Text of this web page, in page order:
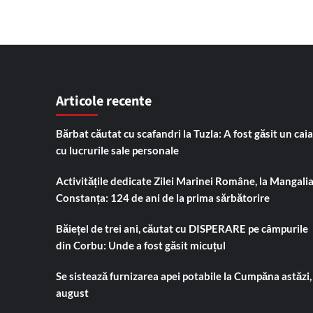
Articole recente
Bărbat căutat cu scafandri la Tuzla: A fost găsit un
cu lucrurile sale personale
Activitățile dedicate Zilei Marinei Române, la
Constanța: 124 de ani de la prima sărbătorire
Băiețel de trei ani, căutat cu DISPERARE pe câmpurile
din Corbu: Unde a fost găsit micuțul
Se sistează furnizarea apei potabile la Cumpăna
august